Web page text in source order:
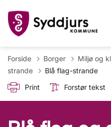
Forside Borger Miljø og
strande
Blå flag-strande
Print
Forstør tekst